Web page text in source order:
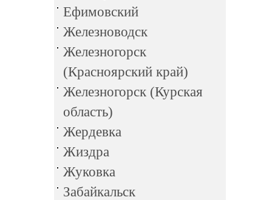
Ефимовский
Железноводск
Железногорск
(Красноярский край)
Железногорск (Курская
область)
Жердевка
Жиздра
Жуковка
Забайкальск